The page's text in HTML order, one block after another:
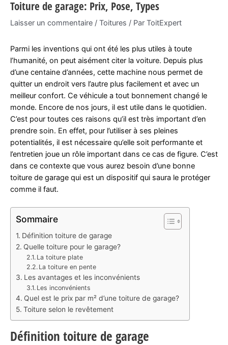
Toiture de garage: Prix, Pose, Types
Laisser un commentaire / Toitures / Par ToitExpert
Parmi les inventions qui ont été les plus utiles à toute
l’humanité, on peut aisément citer la voiture. Depuis plus
d’une centaine d’années, cette machine nous permet de
quitter un endroit vers l’autre plus facilement et avec un
meilleur confort. Ce véhicule a tout bonnement changé le
monde. Encore de nos jours, il est utile dans le quotidien.
C’est pour toutes ces raisons qu’il est très important d’en
prendre soin. En effet, pour l’utiliser à ses pleines
potentialités, il est nécessaire qu’elle soit performante et
l’entretien joue un rôle important dans ce cas de figure. C’est
dans ce contexte que vous aurez besoin d’une bonne
toiture de garage qui est un dispositif qui saura le protéger
comme il faut.
Sommaire
Définition toiture de garage
Quelle toiture pour le garage?
La toiture plate
La toiture en pente
Les avantages et les inconvénients
Les inconvénients
Quel est le prix par m² d’une toiture de garage?
Toiture selon le revêtement
Définition toiture de garage